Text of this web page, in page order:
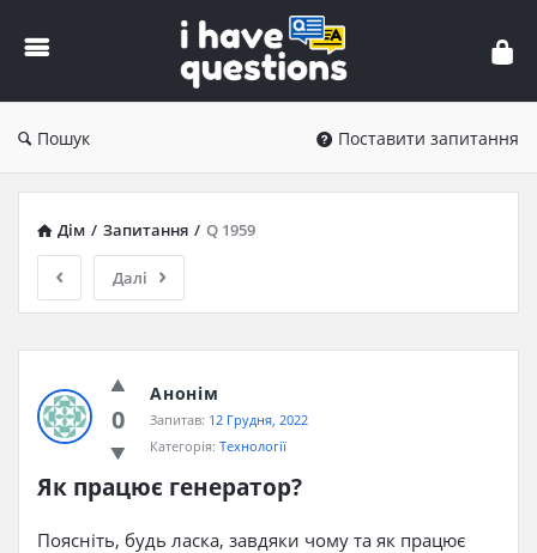
iHaveQuestions
Пошук Поставити запитання
Дім / Запитання / Q 1959
Далі
0
Анонім
Запитав: 12 Грудня, 2022
Категорія: Технології
Як працює генератор?
Поясніть, будь ласка, завдяки чому та як працює